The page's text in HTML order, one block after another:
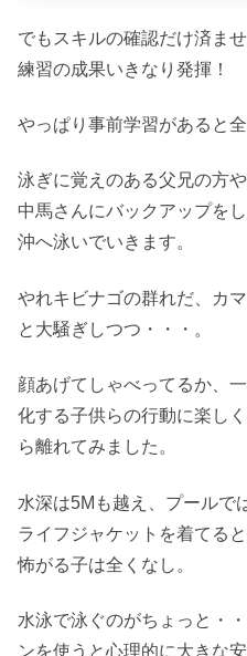
でもスキルの確認だけ済ま
練習の成果いきなり発揮！
やっぱり事前学習があると全
泳ぎに覚えのある父兄の方や
中馬さんにバックアップを
沖へ泳いでいきます。
やれキビナゴの群れだ、カ
と大騒ぎしつつ・・・。
顔あげてしゃべってるか、
化する子供らの行動に楽し
ら離れてみました。
水深は5Mも越え、プールで
ライフジャケットを着てる
怖がる子は全くなし。
水泳で泳ぐのがちょっと・
ンを使うと心理的に大きな